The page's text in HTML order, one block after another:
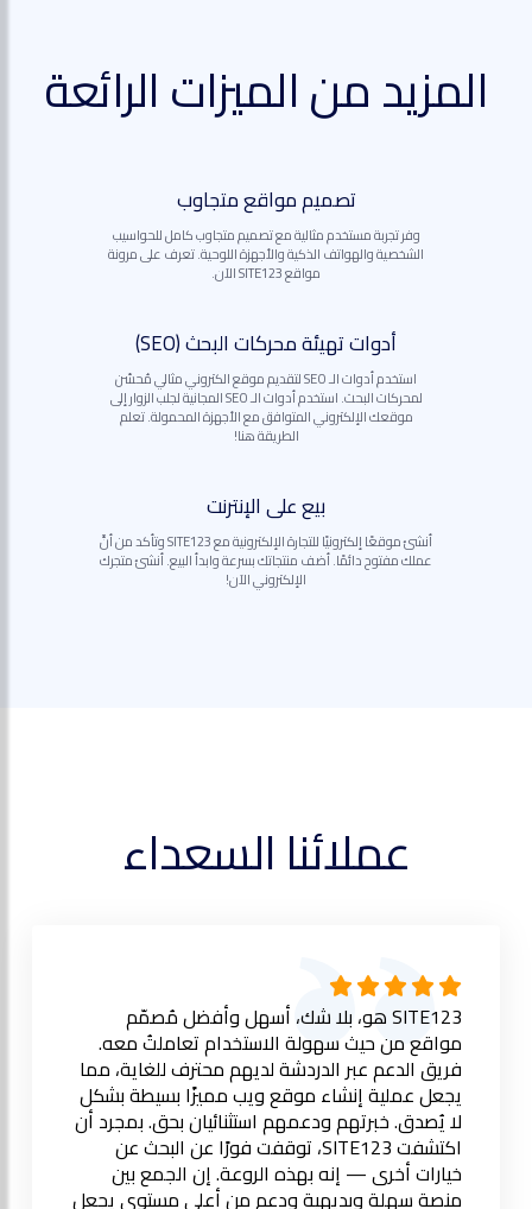
المزيد من الميزات الرائعة
تصميم مواقع متجاوب
وفر تجربة مستخدم مثالية مع تصميم متجاوب كامل للحواسيب
الشخصية والهواتف الذكية والأجهزة اللوحية. تعرف على مرونة
مواقع SITE123 الآن.
أدوات تهيئة محركات البحث (SEO)
استخدم أدوات الـ SEO لتقديم موقع الكتروني مثالي مُحسّن
لمحركات البحث. استخدم أدوات الـ SEO المجانية لجلب الزوار إلى
موقعك الإلكتروني المتوافق مع الأجهزة المحمولة. تعلم
الطريقة هنا!
بيع على الإنترنت
أنشئ موقعًا إلكترونيًا للتجارة الإلكترونية مع SITE123 وتأكد من أنَّ
عملك مفتوح دائمًا. أضف منتجاتك بسرعة وابدأ البيع. أنشئ متجرك
الإلكتروني الآن!
عملائنا السعداء
SITE123 هو، بلا شك، أسهل وأفضل مُصمّم
مواقع من حيث سهولة الاستخدام تعاملتُ معه.
فريق الدعم عبر الدردشة لديهم محترف للغاية، مما
يجعل عملية إنشاء موقع ويب مميزًا بسيطة بشكل
لا يُصدق. خبرتهم ودعمهم استثنائيان بحق. بمجرد أن
اكتشفت SITE123، توقفت فورًا عن البحث عن
خيارات أخرى — إنه بهذه الروعة. إن الجمع بين
منصة سهلة وبديهية ودعم من أعلى مستوى يجعل